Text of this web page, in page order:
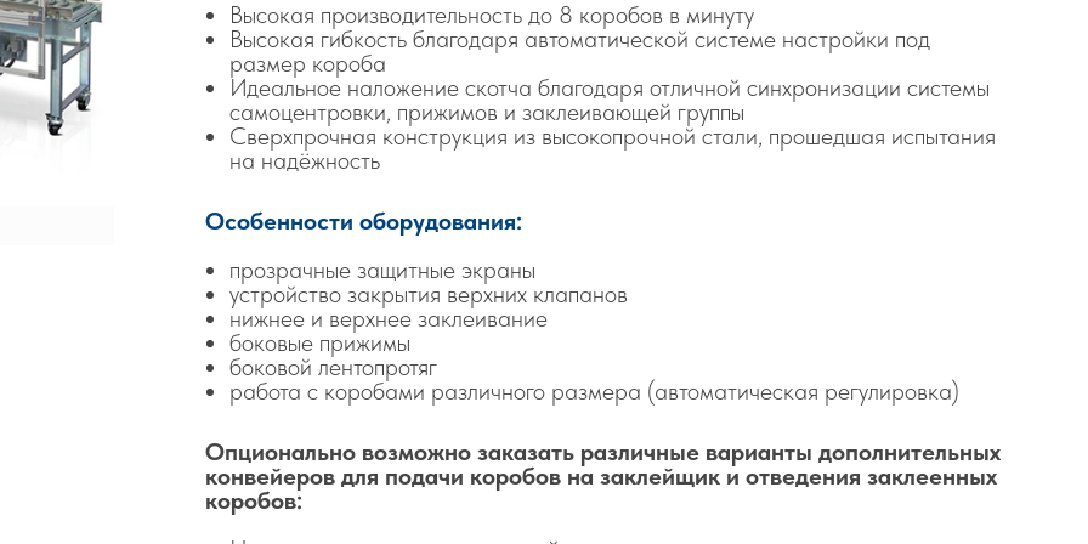
Высокая производительность до 8 коробов в минуту
Высокая гибкость благодаря автоматической системе настройки под
размер короба
Идеальное наложение скотча благодаря отличной синхронизации системы
самоцентровки, прижимов и заклеивающей группы
Сверхпрочная конструкция из высокопрочной стали, прошедшая испытания
на надёжность
Особенности оборудования:
прозрачные защитные экраны
устройство закрытия верхних клапанов
нижнее и верхнее заклеивание
боковые прижимы
боковой лентопротяг
работа с коробами различного размера (автоматическая регулировка)
Опционально возможно заказать различные варианты дополнительных
конвейеров для подачи коробов на заклейщик и отведения заклеенных
коробов: